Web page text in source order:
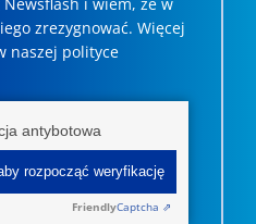
zrezygnować. ­­Więcej
naszej polityce
antybotowa
rozpocząć weryfikację
FriendlyCaptcha ⇗